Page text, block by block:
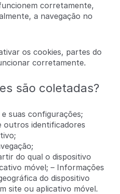
corretamente,
a navegação no
os cookies, partes do
corretamente.
são coletadas?
suas configurações;
outros identificadores
do qual o dispositivo
móvel; – Informações
do dispositivo
site ou aplicativo móvel.